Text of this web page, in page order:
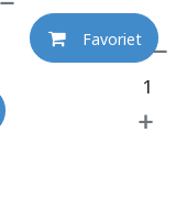
Favoriet